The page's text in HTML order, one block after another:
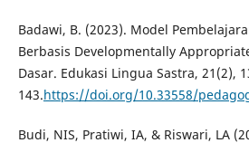
Badawi, B. (2023). Model
Berbasis Developmentally
Dasar. Edukasi Lingua Sastra, 21(2),
143.https://doi.org/10.33558/
Budi, NIS, Pratiwi, IA, & Riswari, LA